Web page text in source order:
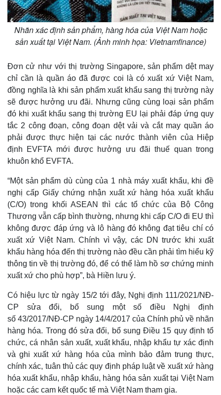
Hồ sơ
Multimedia
E-Magazine
Infographic
Nhãn xác định sản phẩm, hàng hóa của Việt Nam hoặc
sản xuất tại Việt Nam. (Ảnh minh họa: Vietnamfinance)
Đơn cử như với thị trường Singapore, sản phẩm dệt may
chỉ cần là quần áo đã được coi là có xuất xứ Việt Nam,
đồng nghĩa là khi sản phẩm xuất khẩu sang thị trường này
sẽ được hưởng ưu đãi. Nhưng cũng cùng loại sản phẩm
đó khi xuất khẩu sang thị trường EU lại phải đáp ứng quy
tắc 2 công đoạn, công đoạn dệt vải và cắt may quần áo
phải được thực hiện tại các nước thành viên của Hiệp
định EVFTA mới được hưởng ưu đãi thuế quan trong
khuôn khổ EVFTA.
“Một sản phẩm dù cùng của 1 nhà máy xuất khẩu, khi đề
nghị cấp Giấy chứng nhận xuất xứ hàng hóa xuất khẩu
(C/O) trong khối ASEAN thì các tổ chức của Bộ Công
Thương vẫn cấp bình thường, nhưng khi cấp C/O đi EU thì
không được đáp ứng và lô hàng đó không đạt tiêu chí có
xuất xứ Việt Nam. Chính vì vậy, các DN trước khi xuất
khẩu hàng hóa đến thị trường nào đều cần phải tìm hiểu kỹ
thông tin về thị trường đó, để có thể làm hồ sơ chứng minh
xuất xứ cho phù hợp”, bà Hiền lưu ý.
Có hiệu lực từ ngày 15/2 tới đây, Nghị định 111/2021/NĐ-
CP sửa đổi, bổ sung một số điều Nghị định
số 43/2017/NĐ-CP ngày 14/4/2017 của Chính phủ về nhãn
hàng hóa. Trong đó sửa đổi, bổ sung Điều 15 quy định tổ
chức, cá nhân sản xuất, xuất khẩu, nhập khẩu tự xác định
và ghi xuất xứ hàng hóa của mình bảo đảm trung thực,
chính xác, tuân thủ các quy định pháp luật về xuất xứ hàng
hóa xuất khẩu, nhập khẩu, hàng hóa sản xuất tại Việt Nam
hoặc các cam kết quốc tế mà Việt Nam tham gia.